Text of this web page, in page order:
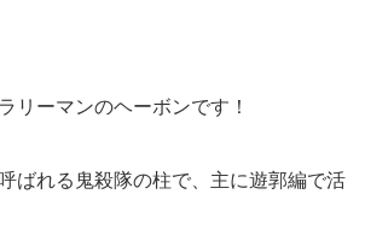
リーマンのヘーボンです！
ばれる鬼殺隊の柱で、主に遊郭編で活